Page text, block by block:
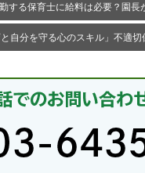
する保育士に給料は必要？園長
と自分を守る心のスキル」不適